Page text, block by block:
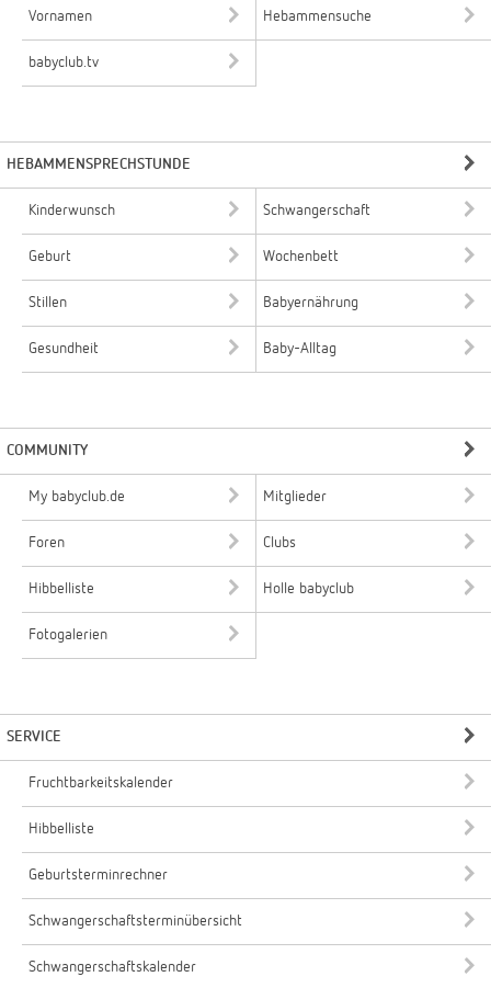
Vornamen Hebammensuche
babyclub.tv
HEBAMMENSPRECHSTUNDE
Kinderwunsch Schwangerschaft
Geburt Wochenbett
Stillen Babyernährung
Gesundheit Baby-Alltag
COMMUNITY
My babyclub.de Mitglieder
Foren Clubs
Hibbelliste Holle babyclub
Fotogalerien
SERVICE
Fruchtbarkeitskalender
Hibbelliste
Geburtsterminrechner
Schwangerschaftsterminübersicht
Schwangerschaftskalender